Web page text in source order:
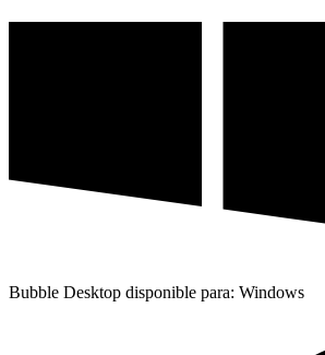
Bubble Desktop disponible para: Windows